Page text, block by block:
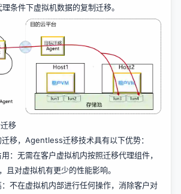
条件下虚拟机数据的复制迁移。
移
移，Agentless迁移技术具有以下优势：
：无需在客户虚拟机内按照迁移代理组件，
且对虚拟机有更少的性能影响。
不在虚拟机内部进行任何操作，消除客户对